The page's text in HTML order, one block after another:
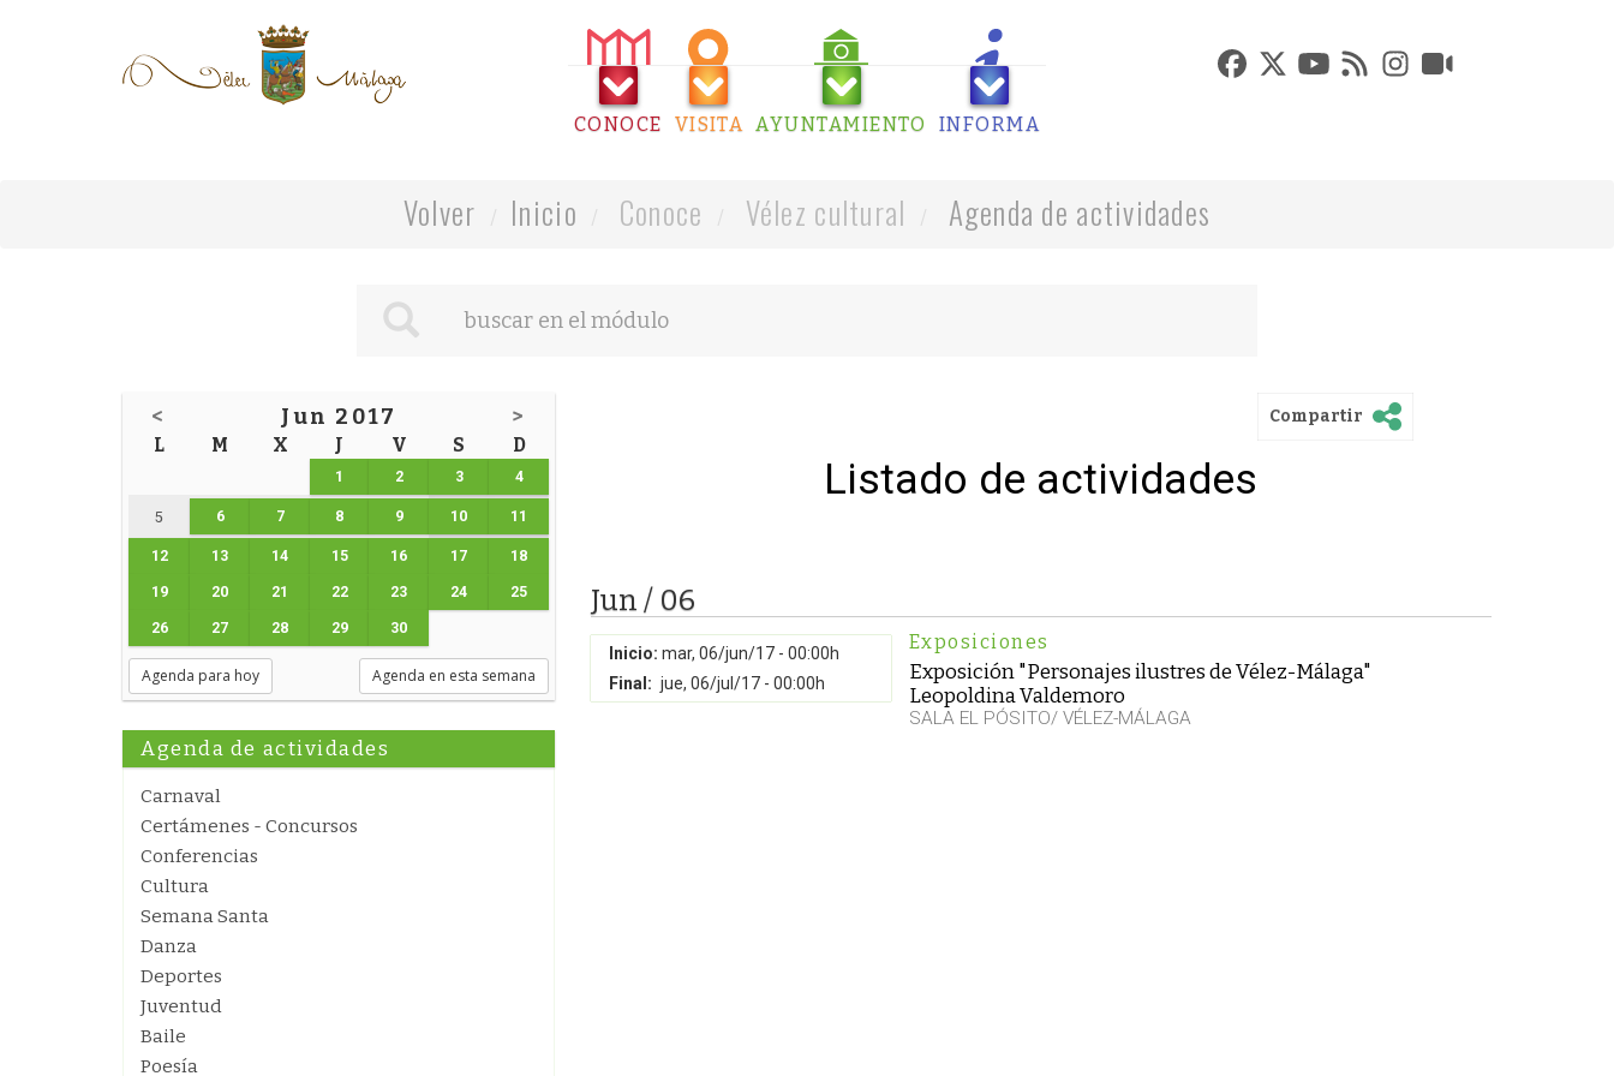
CONOCE VISITA AYUNTAMIENTO INFORMA
Volver Inicio Conoce Vélez cultural Agenda de actividades
< Jun 2017 >
L M X J V S D
1 2 3 4
5 6 7 8 9 10 11
12 13 14 15 16 17 18
19 20 21 22 23 24 25
26 27 28 29 30
Agenda para hoy Agenda en esta semana
Agenda de actividades
Carnaval
Certámenes - Concursos
Conferencias
Cultura
Semana Santa
Danza
Deportes
Juventud
Baile
Poesía
Compartir
Listado de actividades
Jun / 06
Inicio: mar, 06/jun/17 - 00:00h
Final: jue, 06/jul/17 - 00:00h
Exposiciones
Exposición "Personajes ilustres de Vélez-Málaga"
Leopoldina Valdemoro
SALA EL PÓSITO/ VÉLEZ-MÁLAGA